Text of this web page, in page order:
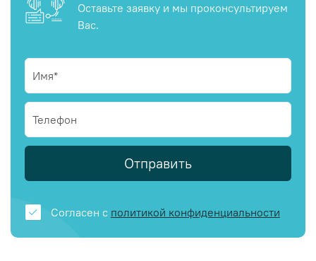
Оставьте заявку и мы проконсультируем
Вас.
Отправить
Согласен с политикой конфиденциальности